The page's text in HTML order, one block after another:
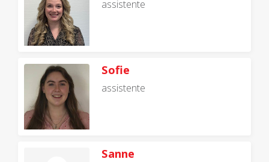
assistente
Sofie
assistente
Sanne